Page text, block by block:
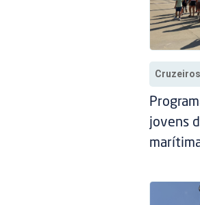
Cruzeiros
jovens